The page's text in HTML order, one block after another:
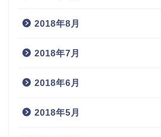
2018年8月
2018年7月
2018年6月
2018年5月